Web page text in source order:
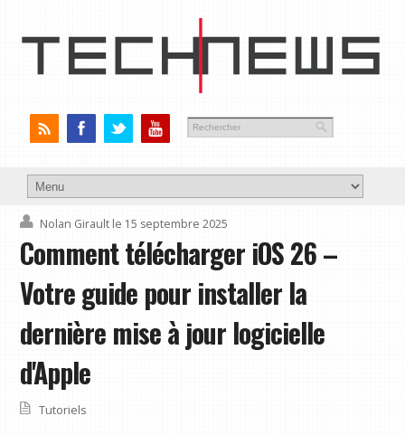
Nolan Girault le 15 septembre 2025
Comment télécharger iOS 26 –
Votre guide pour installer la
dernière mise à jour logicielle
d'Apple
Tutoriels